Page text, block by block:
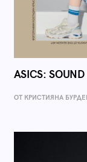
ASICS:
ОТ КРИСТИЯНА